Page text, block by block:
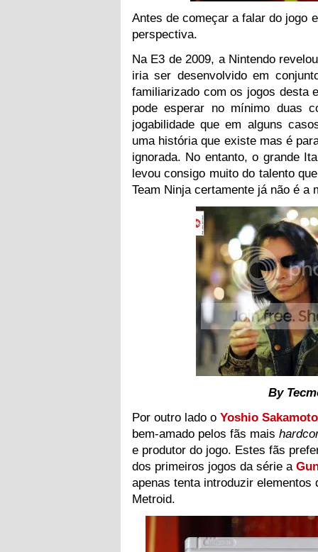
Antes de começar a falar do jogo
perspectiva.
Na E3 de 2009, a Nintendo
iria ser desenvolvido em
familiarizado com os jogos desta
pode esperar no mínimo duas
jogabilidade que em alguns
uma história que existe mas é
ignorada. No entanto, o grande
levou consigo muito do talento
Team Ninja certamente já não é a
By
Por outro lado o Yoshio Sakamoto
bem-amado pelos fãs mais
e produtor do jogo. Estes fãs
dos primeiros jogos da série a
apenas tenta introduzir elementos
Metroid.